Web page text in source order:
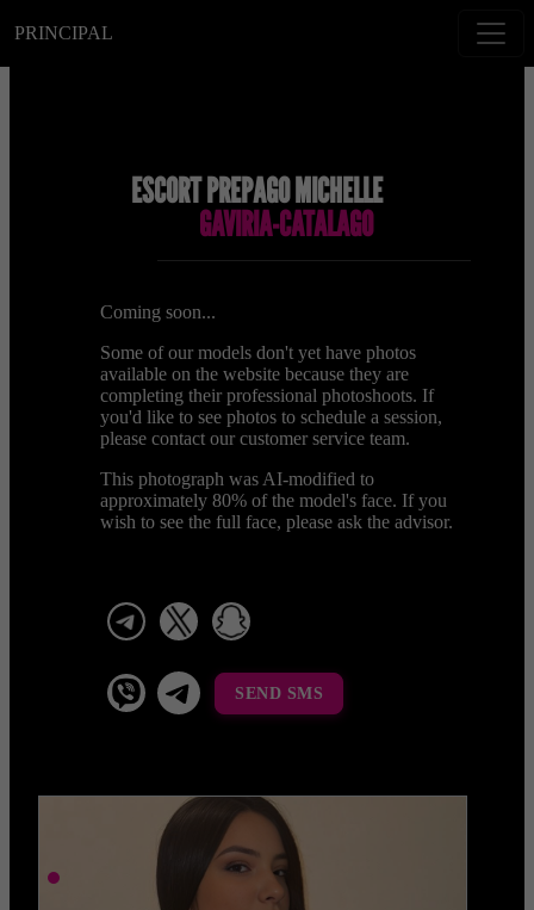
PRINCIPAL
ESCORT PREPAGO MICHELLE
GAVIRIA-CATALAGO
Coming soon...
Some of our models don't yet have photos
available on the website because they are
completing their professional photoshoots. If
you'd like to see photos to schedule a session,
please contact our customer service team.
This photograph was AI-modified to
approximately 80% of the model's face. If you
wish to see the full face, please ask the advisor.
telegram
viber Telegram La Celestina
SEND SMS